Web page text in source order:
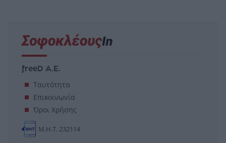
freeD Α.Ε.
Ταυτότητα
Επικοινωνία
Όροι Χρήσης
Μ.Η.Τ. 232114